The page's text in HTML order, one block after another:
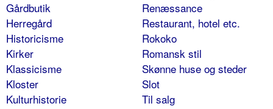
Gårdbutik
Herregård
Historicisme
Kirker
Klassicisme
Kloster
Kulturhistorie
Renæssance
Restaurant, hotel etc.
Rokoko
Romansk stil
Skønne huse og steder
Slot
Til salg